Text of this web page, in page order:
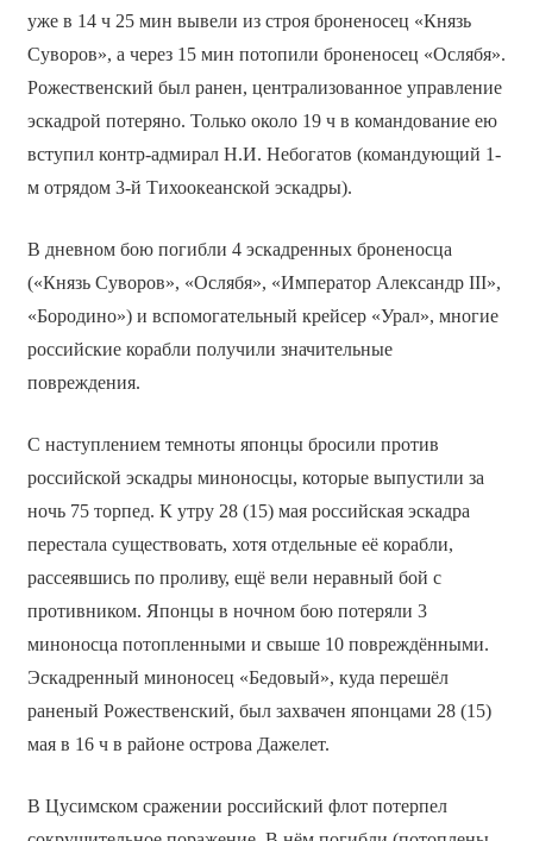
уже в 14 ч 25 мин вывели из строя броненосец «Князь
Суворов», а через 15 мин потопили броненосец «Ослябя».
Рожественский был ранен, централизованное управление
эскадрой потеряно. Только около 19 ч в командование ею
вступил контр-адмирал Н.И. Небогатов (командующий 1-
м отрядом 3-й Тихоокеанской эскадры).
В дневном бою погибли 4 эскадренных броненосца
(«Князь Суворов», «Ослябя», «Император Александр III»,
«Бородино») и вспомогательный крейсер «Урал», многие
российские корабли получили значительные
повреждения.
С наступлением темноты японцы бросили против
российской эскадры миноносцы, которые выпустили за
ночь 75 торпед. К утру 28 (15) мая российская эскадра
перестала существовать, хотя отдельные её корабли,
рассеявшись по проливу, ещё вели неравный бой с
противником. Японцы в ночном бою потеряли 3
миноносца потопленными и свыше 10 повреждёнными.
Эскадренный миноносец «Бедовый», куда перешёл
раненый Рожественский, был захвачен японцами 28 (15)
мая в 16 ч в районе острова Дажелет.
В Цусимском сражении российский флот потерпел